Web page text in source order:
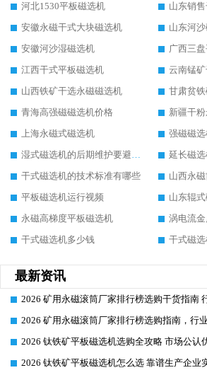
河北1530平板磁选机
山东销
安徽永磁干式大块磁选机
山东河
安徽河沙湿磁选机
广西三
江西干式平板磁选机
云南锰
山西铁矿干选永磁磁选机
甘肃贫
青海高强磁磁选机价格
新疆干
上海永磁式磁选机
湿式磁选机的后期维护要避开哪些坑
延长磁
干式磁选机的技术标准有哪些
平板磁选机运行视频
山东辊
永磁高梯度平板磁选机
涡电流
干式磁选机多少钱
干式磁
最新资讯
2026 矿用永磁滚筒厂家排行榜选购干货指南
2026 矿用永磁滚筒厂家排行榜选购指南，行
2026 钛铁矿平板磁选机选购全攻略 市场公认
2026 钛铁矿平板磁选机怎么选 靠谱生产企业